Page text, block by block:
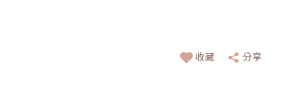
收藏 分享